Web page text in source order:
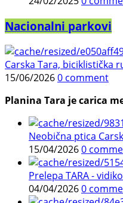
Nacionalni parkovi
Carska Tara, biciklistička
15/06/20260 comment
Planina Tara je carica
Neobična ptica
15/04/20260
Prelepa TARA -
04/04/20260